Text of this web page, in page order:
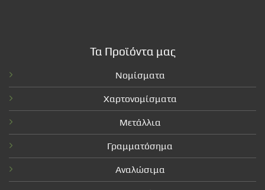
Τα Προϊόντα μας
Νομίσματα
Χαρτονομίσματα
Μετάλλια
Γραμματόσημα
Αναλώσιμα